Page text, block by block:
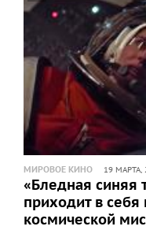
МИРОВОЕ КИНО 19 МАРТА,
«Бледная синяя
приходит в себя
космической